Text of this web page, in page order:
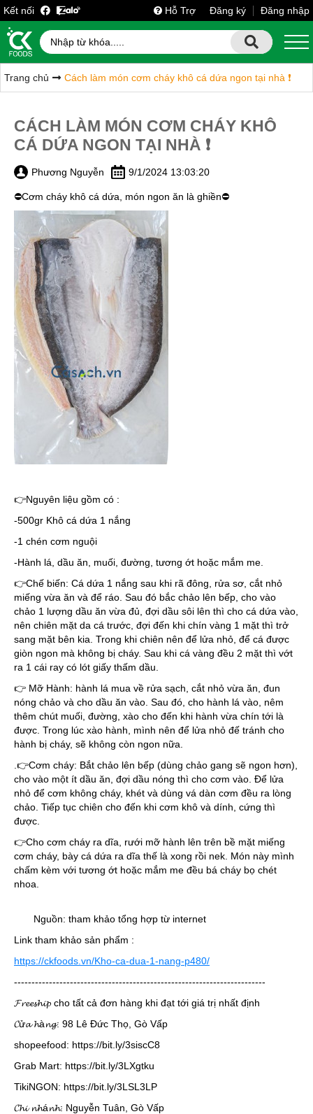
Kết nối Hỗ Trợ Đăng ký Đăng nhập
Trang chủ Cách làm món cơm cháy khô cá dứa ngon tại nhà ❗️
CÁCH LÀM MÓN CƠM CHÁY KHÔ
CÁ DỨA NGON TẠI NHÀ ❗️
Phương Nguyễn 9/1/2024 13:03:20
⛔️Cơm cháy khô cá dứa, món ngon ăn là ghiền⛔️
👉Nguyên liệu gồm có :
-500gr Khô cá dứa 1 nắng
-1 chén cơm nguội
-Hành lá, dầu ăn, muối, đường, tương ớt hoặc mắm me.
👉Chế biến: Cá dứa 1 nắng sau khi rã đông, rửa sơ, cắt nhỏ
miếng vừa ăn và để ráo. Sau đó bắc chảo lên bếp, cho vào
chảo 1 lượng dầu ăn vừa đủ, đợi dầu sôi lên thì cho cá dứa vào,
nên chiên mặt da cá trước, đợi đến khi chín vàng 1 mặt thì trở
sang mặt bên kia. Trong khi chiên nên để lửa nhỏ, để cá được
giòn ngon mà không bị cháy. Sau khi cá vàng đều 2 mặt thì vớt
ra 1 cái ray có lót giấy thấm dầu.
👉 Mỡ Hành: hành lá mua về rửa sạch, cắt nhỏ vừa ăn, đun
nóng chảo và cho dầu ăn vào. Sau đó, cho hành lá vào, nêm
thêm chút muối, đường, xào cho đến khi hành vừa chín tới là
được. Trong lúc xào hành, mình nên để lửa nhỏ đế tránh cho
hành bị cháy, sẽ không còn ngon nữa.
.👉Cơm cháy: Bắt chảo lên bếp (dùng chảo gang sẽ ngon hơn),
cho vào một ít dầu ăn, đợi dầu nóng thì cho cơm vào. Để lửa
nhỏ để cơm không cháy, khét và dùng vá dàn cơm đều ra lòng
chảo. Tiếp tục chiên cho đến khi cơm khô và dính, cứng thì
được.
👉Cho cơm cháy ra dĩa, rưới mỡ hành lên trên bề mặt miếng
cơm cháy, bày cá dứa ra dĩa thế là xong rồi nek. Món này mình
chấm kèm với tương ớt hoặc mắm me đều bá cháy bọ chét
nhoa.
Nguồn: tham khảo tổng hợp từ internet
Link tham khảo sản phẩm :
https://ckfoods.vn/Kho-ca-dua-1-nang-p480/
------------------------------------------------------------------------
𝓕𝓻𝓮𝓮𝓼𝓱𝓲𝓹 cho tất cả đơn hàng khi đạt tới giá trị nhất định
𝓒ử𝓪 𝓱à𝓷𝓰: 98 Lê Đức Thọ, Gò Vấp
shopeefood: https://bit.ly/3siscC8
Grab Mart: https://bit.ly/3LXgtku
TikiNGON: https://bit.ly/3LSL3LP
𝓒𝓱𝓲 𝓷𝓱á𝓷𝓱: Nguyễn Tuân, Gò Vấp